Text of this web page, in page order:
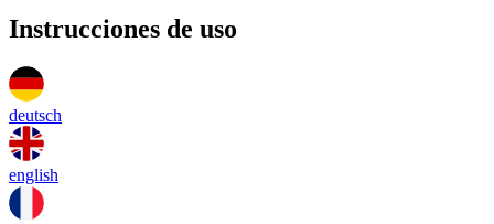
Instrucciones de uso
deutsch
english